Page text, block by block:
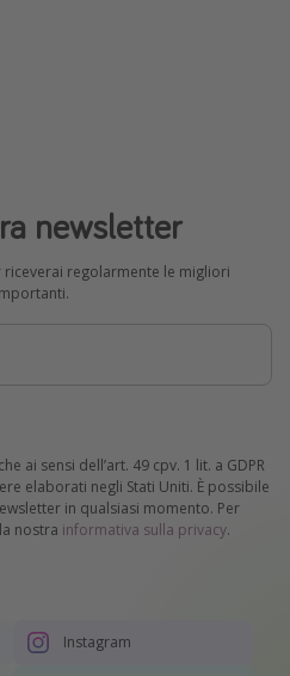
newsletter
regolarmente le migliori
ai sensi dell’art. 49 cpv. 1 lit. a GDPR
elaborati negli Stati Uniti. È possibile
in qualsiasi momento. Per
nostra informativa sulla privacy.
Instagram